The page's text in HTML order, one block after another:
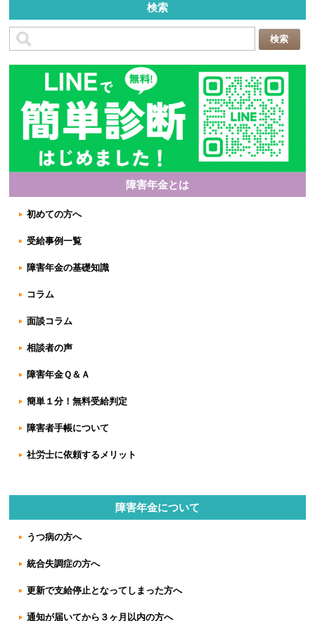
検索
障害年金とは
初めての方へ
受給事例一覧
障害年金の基礎知識
コラム
面談コラム
相談者の声
障害年金Ｑ＆Ａ
簡単１分！無料受給判定
障害者手帳について
社労士に依頼するメリット
障害年金について
うつ病の方へ
統合失調症の方へ
更新で支給停止となってしまった方へ
通知が届いてから３ヶ月以内の方へ